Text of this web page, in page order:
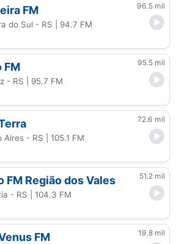
FM 96.5 mil
do Sul - RS | 94.7 FM
FM 95.5 mil
- RS | 95.7 FM
72.6 mil
Aires - RS | 105.1 FM
FM Região dos Vales 51.2 mil
- RS | 104.3 FM
FM 19.8 mil